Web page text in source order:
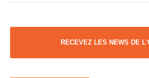
RECEVEZ LES NEWS DE